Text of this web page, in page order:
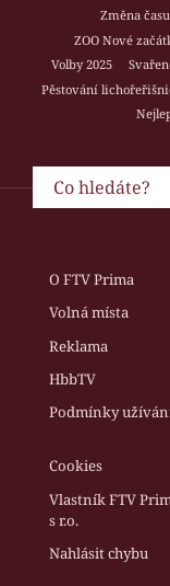
Změna času
ZOO Nové
Volby 2025
Pěstování
O FTV Prima
Volná místa
Reklama
HbbTV
Podmínky
Cookies
Vlastník FTV
s r.o.
Nahlásit chybu